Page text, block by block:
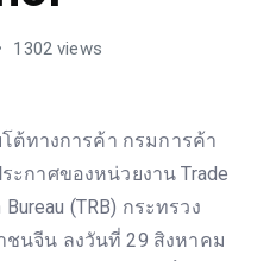
1302 views
ทางการค้า กรมการค้า
ะกาศของหน่วยงาน Trade
(TRB) กระทรวง
นจีน ลงวันที่ 29 สิงหาคม